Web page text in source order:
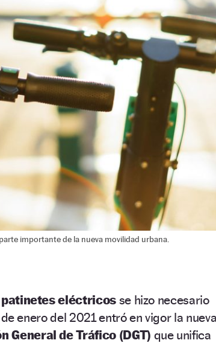
importante de la nueva movilidad urbana.
patinetes eléctricosse hizo necesario
enero del 2021 entró en vigor la nueva
General de Tráfico (DGT) que unifica